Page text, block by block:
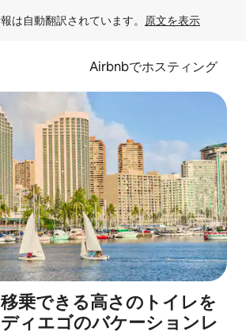
は自動翻訳されています。 原文を表示
Airbnbでホスティング
乗できる高さのトイレを
ィエゴのバケーションレ